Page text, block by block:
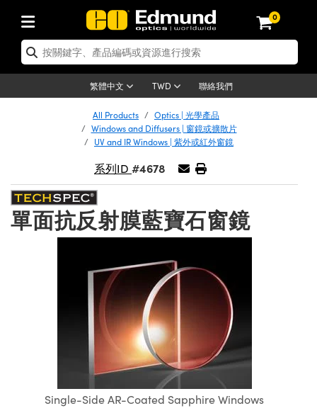
0
繁體中文 TWD 聯絡我們
| 光學產品
Diffusers | 窗鏡或擴散片
Optics | 偏振光學元件
| 分光鏡
| 繞射光柵
Components | SCHOTT 光
| 紅外線光學產品
Optics | 雷射光學
| 超快光學
器
Assemblies | 雷射光學元件組
Shaping | 雷射光束整形
| 雷射分光鏡
| 雷射顯微鏡
Isolators | 晶體和隔離器
| 光機組件
System | 光學籠式系統
Mounts | 台式光學安裝座
and Breadboards | 光學平臺
and Slides | 平臺和滑塊
| 顯微鏡
| Mitutoyo 物鏡
| Olympus 物鏡
| ZEISS 物鏡
Upright Microscopes
Objectives | 有限共軛物鏡
| 反射物鏡
| 雷射
and Electronics | 雷射
| 雷射防護
| 實驗室和生產線
Lenses | 成像鏡頭
Lenses | 定焦鏡頭
(S-Mount Lenses) | M12 鏡頭 (S
Magnification Lenses
Objectives | 顯微鏡物鏡
Lenses for Harsh Environments
and Advanced
| 影視製作和高級攝影
Accessories | 成像鏡頭配件
| 相機
Cameras | Gigabit乙太網相
Cameras | Teledyne Dalsa
Microscopy Cameras
Cameras | Allied Vision 相機
Cameras | IDS 相機
Labs Cameras™ | Lucid Vision
| Pixelink 相機
and Illumination | 照明
Lighting | 機器視覺光源
Lighting |顯微鏡照明
Lighting | 寬譜光源
Sources | 其他光源
Accessories | 光源配件
Targets | 測試板
Targets | 解析度測試板
Targets | 畸變測試版
& Stage Micrometers | 圖像
Level Test Targets | 色卡測試板
| USAF 測試版
and Detection | 測試與監測
| 光學度量
Solutions | 機器視覺方案
測器
and Roughness Standards | 表
Tools | 量測工具
Components | 主動光學元件
and Production | 實驗室和生產
| 清潔用品
Handling Tools | 零件夾持用品
| 光學膠
Products | Acktar 黑色吸
Accessories | UV固化設備
| 雷射防護
應用選購
Imaging
Processing
By Brand
Products | 新品專區
Lenses
| 清倉品
| 清倉光學產品
| 清倉光機組件
| 清倉顯微鏡
Lenses | 清倉成像鏡頭
| 清倉照明
and Detection
and Production | 清倉實驗室
Products | 重新認證產
| 重新認證光學產品
| 重新認證光機
| 重新認證雷射
| 重新認證顯微鏡
Lenses | 重新認證成像鏡
| 重新認證相機
| 重新認證照明
and Detection
and Production | 重新認證實
All Products
Optics | 光學產品
Windows and Diffusers | 窗鏡或擴散片
UV and IR Windows | 紫外或紅外窗鏡
系列ID #4678
單面抗反射膜藍寶石窗鏡
Single-Side AR-Coated Sapphire Windows